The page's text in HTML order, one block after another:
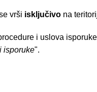
vrši isključivo na
i uslova
isporuke".